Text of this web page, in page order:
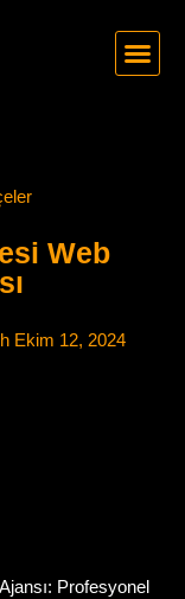
Web
Ekim 12, 2024
Profesyonel